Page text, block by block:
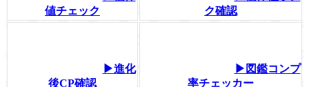
値チェック
ク確認
▶進化
後CP確認
▶図鑑コンプ
率チェッカー